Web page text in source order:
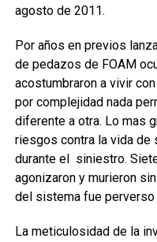
agosto de 2011.
Por años en previos
de pedazos de FOAM
acostumbraron a vivir
por complejidad nada
diferente a otra. Lo mas
riesgos contra la vida de
durante el siniestro.
agonizaron y murieron
del sistema fue perverso
La meticulosidad de la